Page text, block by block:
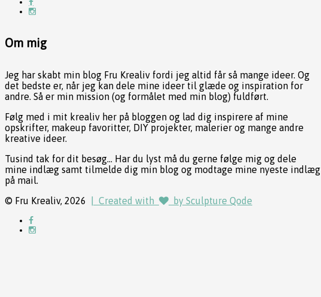
Om mig
Jeg har skabt min blog Fru Krealiv fordi jeg altid får så mange ideer. Og
det bedste er, når jeg kan dele mine ideer til glæde og inspiration for
andre. Så er min mission (og formålet med min blog) fuldført.
Følg med i mit krealiv her på bloggen og lad dig inspirere af mine
opskrifter, makeup favoritter, DIY projekter, malerier og mange andre
kreative ideer.
Tusind tak for dit besøg... Har du lyst må du gerne følge mig og dele
mine indlæg samt tilmelde dig min blog og modtage mine nyeste indlæg
på mail.
© Fru Krealiv, 2026
| Created with by Sculpture Qode